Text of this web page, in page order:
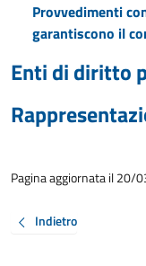
Provvedimenti
garantiscono il
Enti di diritto
Pagina aggiornata il 20/
Indietro